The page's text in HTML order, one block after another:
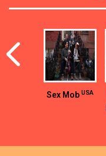
Sex Mob USA